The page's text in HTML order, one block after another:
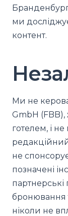
ми
контент.
Ми не
GmbH
готелем, і
не
позначені
бронювання
ніколи не